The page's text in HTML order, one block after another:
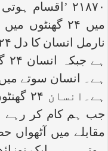
۲۱۸۷۰
جب ہم کام کر رہے
مقابلے میں